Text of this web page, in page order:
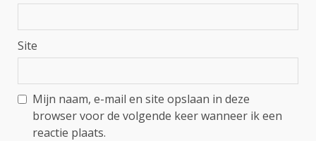
Site
Mijn naam, e-mail en site opslaan in deze
browser voor de volgende keer wanneer ik een
reactie plaats.